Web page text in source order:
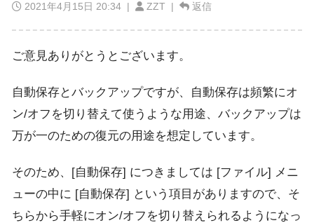
2021年4月15日 20:34 | ZZT | 返信
ご意見ありがとうとございます。
自動保存とバックアップですが、自動保存は頻繁にオ
ン/オフを切り替えて使うような用途、バックアップは
万が一のための復元の用途を想定しています。
そのため、[自動保存] につきましては [ファイル] メニ
ューの中に [自動保存] という項目がありますので、そ
ちらから手軽にオン/オフを切り替えられるようになっ